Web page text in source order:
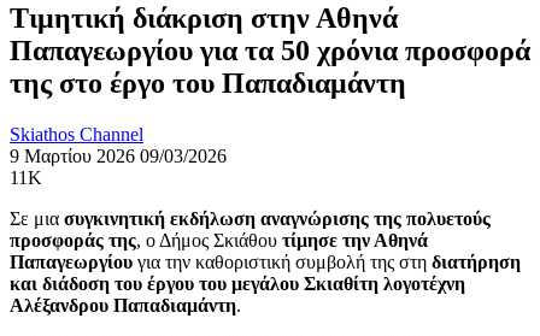
Τιμητική διάκριση στην Αθηνά
Παπαγεωργίου για τα 50 χρόνια προσφορά
της στο έργο του Παπαδιαμάντη
Skiathos Channel
9 Μαρτίου 2026 09/03/2026
11K
Σε μια συγκινητική εκδήλωση αναγνώρισης της πολυετούς
προσφοράς της, ο Δήμος Σκιάθου τίμησε την Αθηνά
Παπαγεωργίου για την καθοριστική συμβολή της στη διατήρηση
και διάδοση του έργου του μεγάλου Σκιαθίτη λογοτέχνη
Αλέξανδρου Παπαδιαμάντη.